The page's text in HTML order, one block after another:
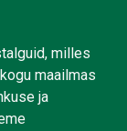
milles
maailmas
ja